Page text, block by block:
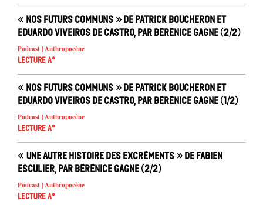
« Nos futurs communs » de Patrick Boucheron et
Eduardo Viveiros de Castro, par Bérénice Gagne (2/2)
Podcast | Anthropocène
Lecture A°
« Nos futurs communs » de Patrick Boucheron et
Eduardo Viveiros de Castro, par Bérénice Gagne (1/2)
Podcast | Anthropocène
Lecture A°
« Une autre histoire des excréments » de Fabien
Esculier, par Bérénice Gagne (2/2)
Podcast | Anthropocène
Lecture A°